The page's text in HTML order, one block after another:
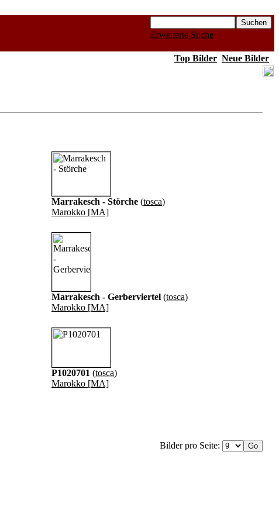
Erweiterte Suche
Top Bilder Neue Bilder
Marrakesch - Störche (tosca)
Marokko [MA]
Marrakesch - Gerberviertel (tosca)
Marokko [MA]
P1020701 (tosca)
Marokko [MA]
Bilder pro Seite: